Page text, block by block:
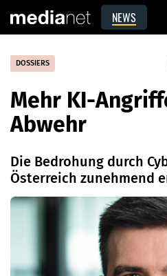
NEWS
DOSSIERS
Mehr KI-
Abwehr
Die Bedrohung durch
Österreich zunehmend